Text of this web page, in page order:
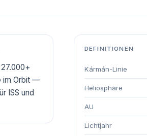
im Orbit —
ISS und
DEFINITIONEN
Kármán-Linie
Heliosphäre
AU
Lichtjahr